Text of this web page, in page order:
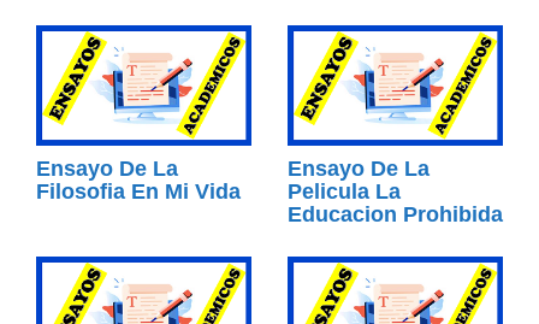
Ensayo De La
Filosofia En Mi Vida
Ensayo De La
Pelicula La
Educacion Prohibida